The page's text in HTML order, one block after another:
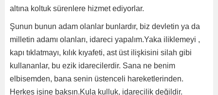
altına koltuk sürenlere hizmet ediyorlar.
Şunun bunun adam olanlar bunlardır, biz devletin ya da
milletin adamı olanları, idareci yapalım.Yaka iliklemeyi ,
kapı tıklatmayı, kılık kıyafeti, ast üst ilişkisini silah gibi
kullananlar, bu ezik idarecilerdir. Sana ne benim
elbisemden, bana senin üstenceli hareketlerinden.
Herkes işine baksın.Kula kulluk, idarecilik değildir.